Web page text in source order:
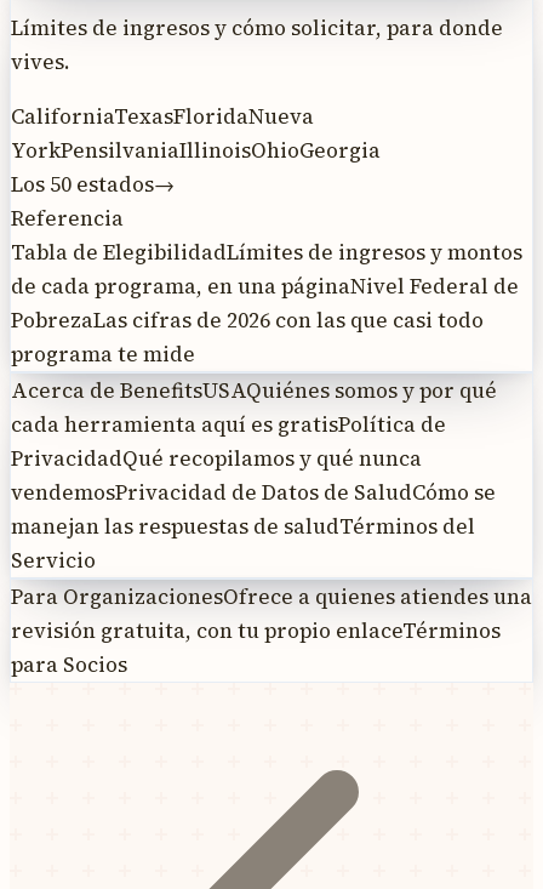
Límites de ingresos y cómo solicitar, para donde
vives.
CaliforniaTexasFloridaNueva
YorkPensilvaniaIllinoisOhioGeorgia
Los 50 estados→
Referencia
Tabla de ElegibilidadLímites de ingresos y montos
de cada programa, en una páginaNivel Federal de
PobrezaLas cifras de 2026 con las que casi todo
programa te mide
Acerca de BenefitsUSAQuiénes somos y por qué
cada herramienta aquí es gratisPolítica de
PrivacidadQué recopilamos y qué nunca
vendemosPrivacidad de Datos de SaludCómo se
manejan las respuestas de saludTérminos del
Servicio
Para OrganizacionesOfrece a quienes atiendes una
revisión gratuita, con tu propio enlaceTérminos
para Socios